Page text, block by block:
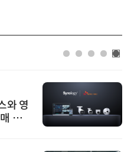
와 영
파